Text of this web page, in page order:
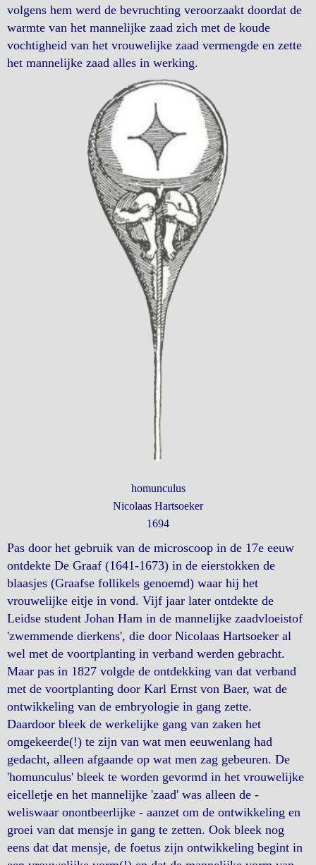
volgens hem werd de bevruchting veroorzaakt doordat de
warmte van het mannelijke zaad zich met de koude
vochtigheid van het vrouwelijke zaad vermengde en zette
het mannelijke zaad alles in werking.
homunculus
Nicolaas Hartsoeker
1694
Pas door het gebruik van de microscoop in de 17e eeuw
ontdekte De Graaf (1641-1673) in de eierstokken de
blaasjes (Graafse follikels genoemd) waar hij het
vrouwelijke eitje in vond. Vijf jaar later ontdekte de
Leidse student Johan Ham in de mannelijke zaadvloeistof
'zwemmende dierkens', die door Nicolaas Hartsoeker al
wel met de voortplanting in verband werden gebracht.
Maar pas in 1827 volgde de ontdekking van dat verband
met de voortplanting door Karl Ernst von Baer, wat de
ontwikkeling van de embryologie in gang zette.
Daardoor bleek de werkelijke gang van zaken het
omgekeerde(!) te zijn van wat men eeuwenlang had
gedacht, alleen afgaande op wat men zag gebeuren. De
'homunculus' bleek te worden gevormd in het vrouwelijke
eicelletje en het mannelijke 'zaad' was alleen de -
weliswaar onontbeerlijke - aanzet om de ontwikkeling en
groei van dat mensje in gang te zetten. Ook bleek nog
eens dat dat mensje, de foetus zijn ontwikkeling begint in